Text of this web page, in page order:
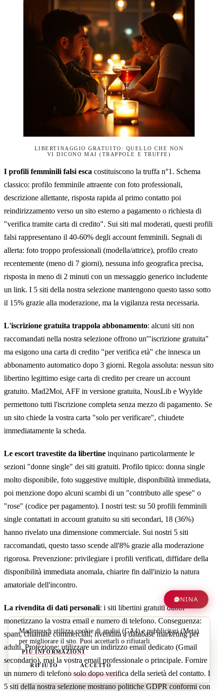
LIBERTINAGGIO GRATUITO: QUELLO CHE NON
VI DICONO MAI (TRAPPOLE E TRUFFE)
I profili femminili falsi esca costituiscono la truffa n°1. Schema
classico: profilo femminile attraente con foto professionali,
descrizione allettante, risposta rapida al primo contatto poi
reindirizzamento verso un sito esterno a pagamento o richiesta di
"verifica tramite carta di credito". Sui siti mal moderati, questi profili
falsi rappresentano il 40-60% degli account femminili. Segnali di
allerta: foto troppo professionali (modella/attrice), profilo creato
recentemente (meno di 7 giorni), nessuna info geografica precisa,
risposta in meno di 2 minuti con un messaggio generico includente
un link. I 5 siti della nostra selezione mantengono questo tasso sotto
il 15% grazie alla moderazione, ma la vigilanza resta necessaria.
L'iscrizione gratuita trappola abbonamento: alcuni siti non
raccomandati nella nostra selezione offrono un'"iscrizione gratuita"
ma esigono una carta di credito "per verifica età" che innesca un
abbonamento automatico dopo 3 giorni. Regola assoluta: nessun sito
libertino legittimo esige carta di credito per creare un account
gratuito. Mad2Moi, AFF in versione gratuita, NousLib e Wyylde
permettono tutti l'iscrizione completa senza mezzo di pagamento. Se
un sito chiede la vostra carta "solo per verificare", chiudete
immediatamente la scheda.
Le escort travestite da libertine inquinano particolarmente le
sezioni "donne single" dei siti gratuiti. Profilo tipico: donna single
molto disponibile, foto suggestive multiple, disponibilità immediata,
poi menzione dopo alcuni scambi di un "contributo alle spese" o
"rose" (codice per pagamento). I nostri test: su 50 profili femminili
single contattati in account gratuito su siti secondari, 18 (36%)
hanno rivelato una dimensione commerciale. Sui nostri 5 siti
raccomandati, questo tasso scende all'8% grazie alla moderazione
rigorosa. Prevenzione: privilegiare i profili verificati, diffidare della
disponibilità immediata anomala, chiarire fin dall'inizio la natura
amatoriale dell'incontro.
La rivendita di dati personali: i siti libertini gratuiti dubbi
monetizzano la vostra email e numero di telefono. Conseguenza:
spam, chiamate commerciali, rivendita a database marketing per
adulti. Protezione: utilizzare un indirizzo email dedicato (Gmail
secondario), mai la vostra email professionale o principale. Fornire
un numero di telefono solo dopo verifica della serietà del contatto. I
5 siti della nostra selezione mostrano politiche GDPR conformi con
NINA
Madintouch utilizza cookie di analisi (GA4) e pubblicitari (Meta)
per migliorare il sito. Puoi accettarli o rifiutarli.
PIÙ INFORMAZIONI
RIFIUTO ACCETTO